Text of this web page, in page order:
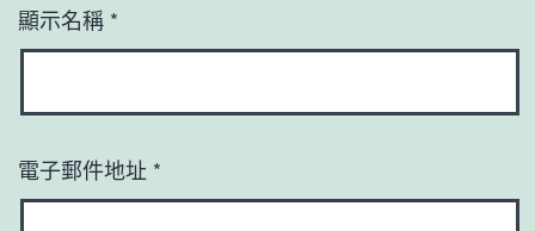
顯示名稱 *
電子郵件地址 *